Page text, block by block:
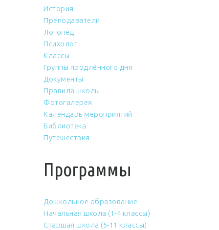
История
Преподаватели
Логопед
Психолог
Классы
Группы продлённого дня
Документы
Правила школы
Фотогалерея
Календарь мероприятий
Библиотека
Путешествия
Программы
Дошкольное образование
Начальная школа (1-4 классы)
Старшая школа (5-11 классы)